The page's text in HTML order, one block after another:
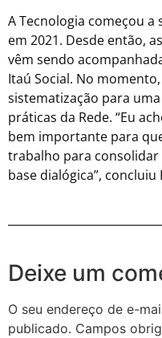
A Tecnologia começou
em 2021. Desde então,
vêm sendo
Itaú Social. No
sistematização para
práticas da Rede. “Eu
bem importante para
trabalho para
base dialógica”, concluiu
Deixe um
O seu endereço de e-
publicado. Campos